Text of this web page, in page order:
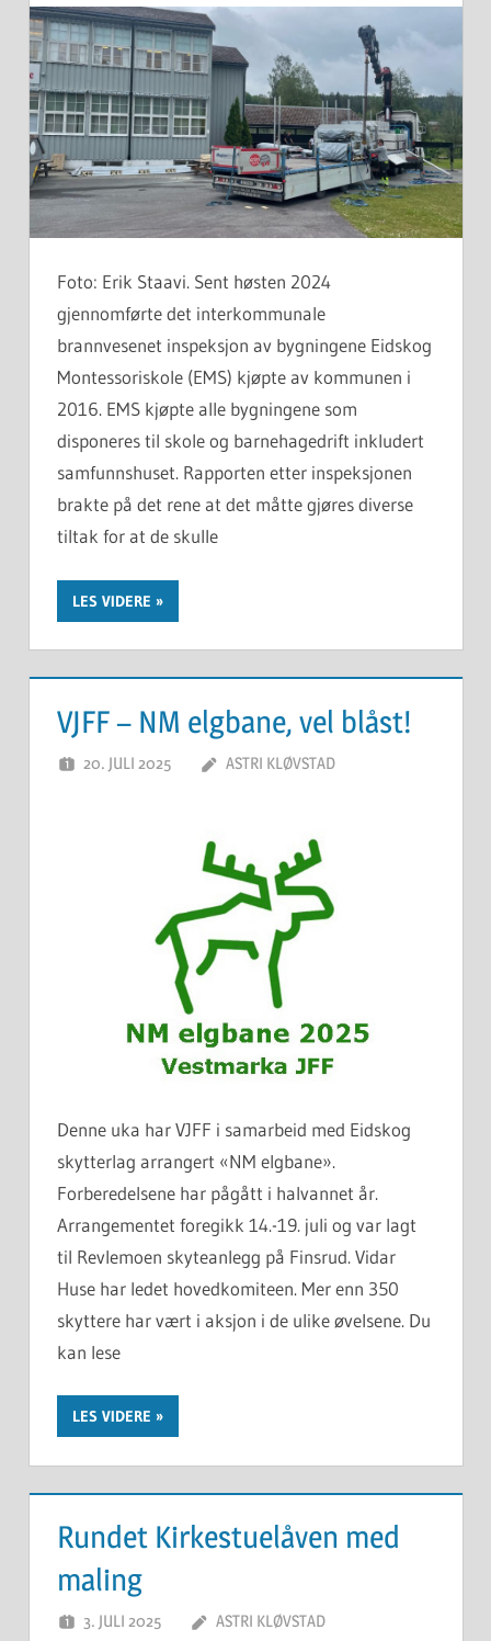
Foto: Erik Staavi. Sent høsten 2024
gjennomførte det interkommunale
brannvesenet inspeksjon av bygningene Eidskog
Montessoriskole (EMS) kjøpte av kommunen i
2016. EMS kjøpte alle bygningene som
disponeres til skole og barnehagedrift inkludert
samfunnshuset. Rapporten etter inspeksjonen
brakte på det rene at det måtte gjøres diverse
tiltak for at de skulle
LES VIDERE
VJFF – NM elgbane, vel blåst!
20. JULI 2025 ASTRI KLØVSTAD
Denne uka har VJFF i samarbeid med Eidskog
skytterlag arrangert «NM elgbane».
Forberedelsene har pågått i halvannet år.
Arrangementet foregikk 14.-19. juli og var lagt
til Revlemoen skyteanlegg på Finsrud. Vidar
Huse har ledet hovedkomiteen. Mer enn 350
skyttere har vært i aksjon i de ulike øvelsene. Du
kan lese
LES VIDERE
Rundet Kirkestuelåven med
maling
3. JULI 2025 ASTRI KLØVSTAD